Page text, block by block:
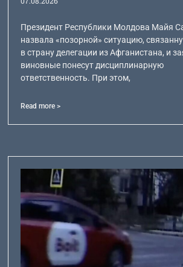
Президент Республики Молдова Майя
назвала «позорной» ситуацию,
в страну делегации из Афганистана, и
виновные понесут дисциплинарную
ответственность. При этом,
Read more >